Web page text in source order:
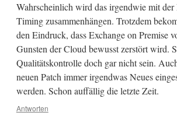
Wahrscheinlich wird das irgendwie mit der
Timing zusammenhängen. Trotzdem
den Eindruck, dass Exchange on Premise
Gunsten der Cloud bewusst zerstört wird.
Qualitätskontrolle doch gar nicht sein.
neuen Patch immer irgendwas Neues
werden. Schon auffällig die letzte Zeit.
Antworten